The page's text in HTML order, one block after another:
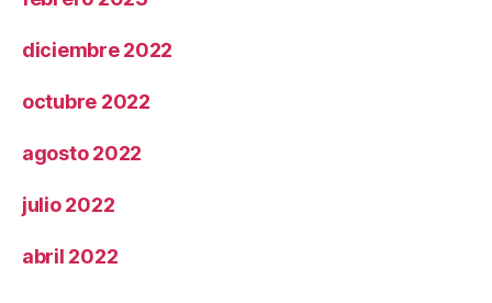
diciembre 2022
octubre 2022
agosto 2022
julio 2022
abril 2022